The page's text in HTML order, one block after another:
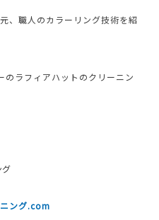
、職人のカラーリング技術を紹
のラフィアハットのクリーニン
グ
ング.com